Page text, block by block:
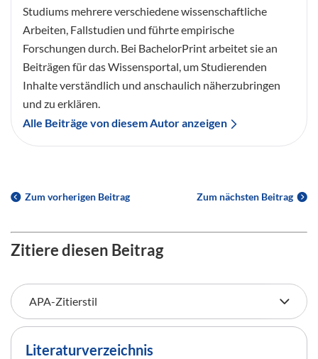
Studiums mehrere verschiedene wissenschaftliche
Arbeiten, Fallstudien und führte empirische
Forschungen durch. Bei BachelorPrint arbeitet sie an
Beiträgen für das Wissensportal, um Studierenden
Inhalte verständlich und anschaulich näherzubringen
und zu erklären.
Alle Beiträge von diesem Autor anzeigen
Zum vorherigen Beitrag Zum nächsten Beitrag
Zitiere diesen Beitrag
Literaturverzeichnis